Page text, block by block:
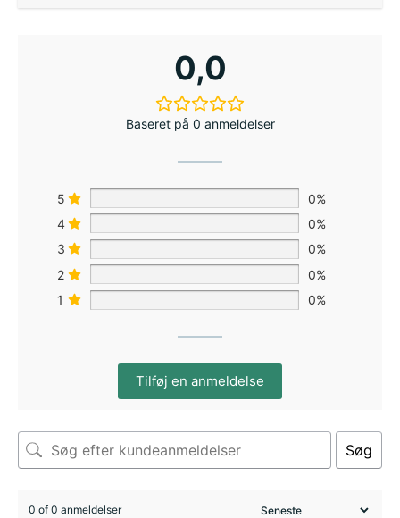
0,0
Baseret på 0 anmeldelser
5
0%
4
0%
3
0%
2
0%
1
0%
Tilføj en anmeldelse
Søg
0 of 0 anmeldelser